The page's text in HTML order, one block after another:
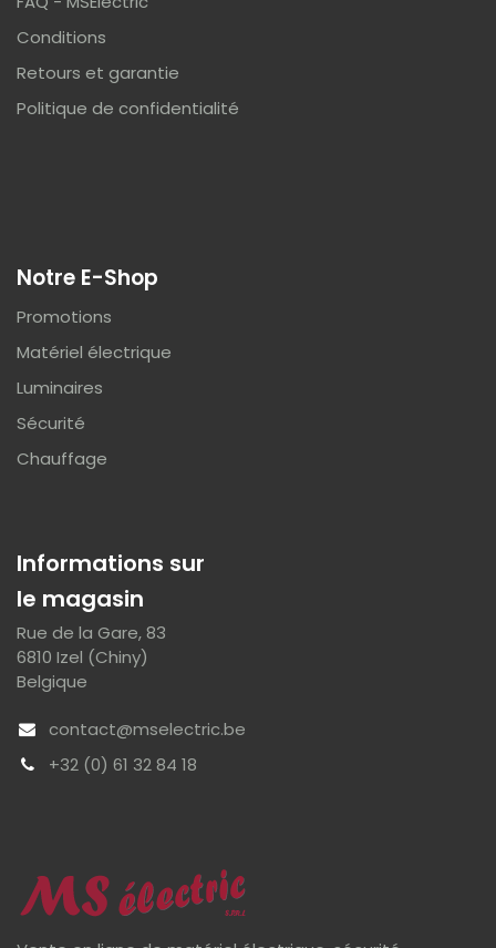
Informations sur
le magasin
Rue de la Gare, 83
6810 Izel (Chiny)
Belgique
contact@mselectric.be
+32 (0) 61 32 84 18
Conditions
Retours et garantie
Politique de confidentialité
Notre E-Shop
Promotions
Matériel électrique
Luminaires
Sécurité
Chauffage